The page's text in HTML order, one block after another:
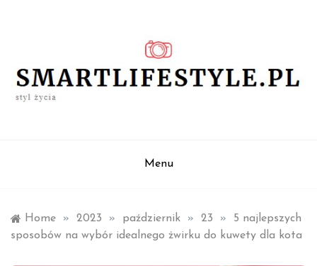
Menu
Home » 2023 » październik » 23 »
5 najlepszych
sposobów na wybór idealnego żwirku do kuwety dla kota